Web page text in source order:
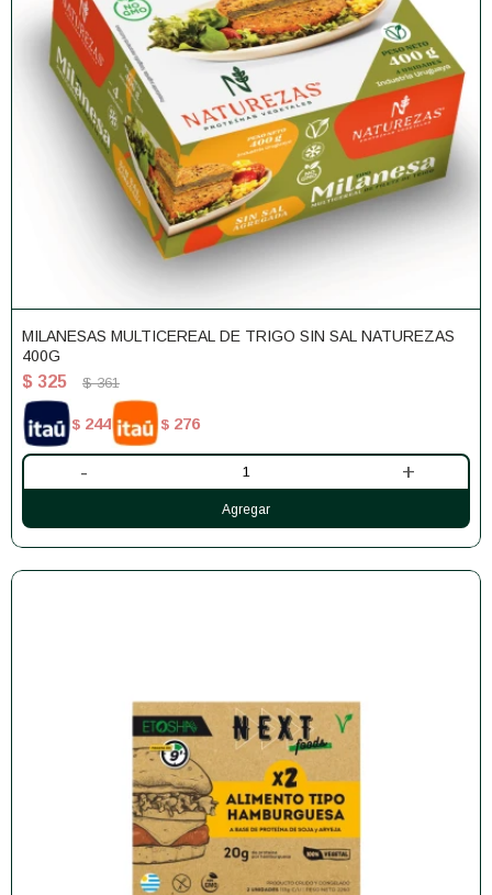
MILANESAS MULTICEREAL DE TRIGO SIN SAL NATUREZAS
400G
$ 325 $ 361
$ 244 $ 276
- +